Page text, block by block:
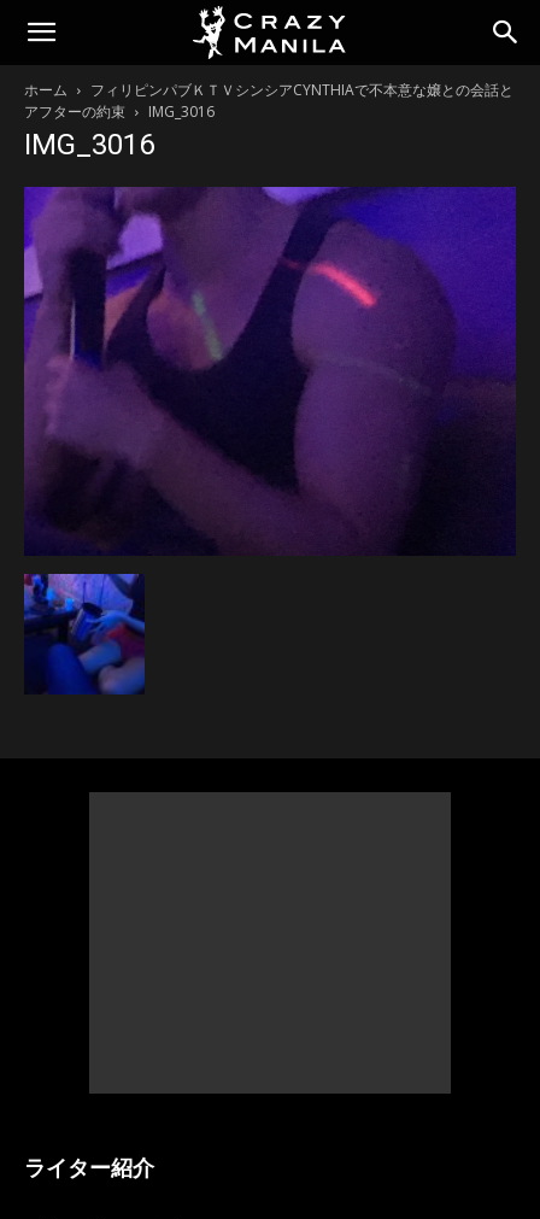
ホーム
フィリピンパブＫＴＶシンシアCYNTHIAで不本意な嬢との会話と
アフターの約束
IMG_3016
IMG_3016
ライター紹介